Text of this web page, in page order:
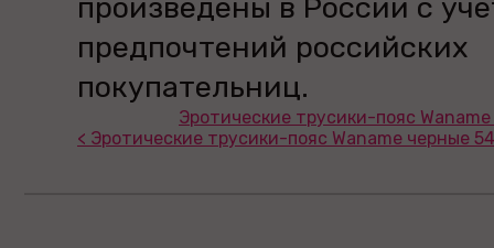
произведены в России с
предпочтений российских
покупательниц.
Эротические трусики-пояс
< Эротические трусики-пояс Waname черные